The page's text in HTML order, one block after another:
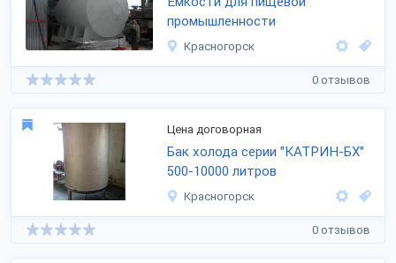
промышленности
Красногорск
0 отзывов
Цена договорная
Бак холода серии "КАТРИН-БХ"
500-10000 литров
Красногорск
0 отзывов